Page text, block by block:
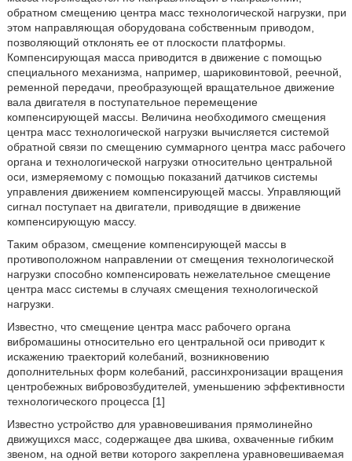
обратном смещению центра масс технологической нагрузки, при
этом направляющая оборудована собственным приводом,
позволяющий отклонять ее от плоскости платформы.
Компенсирующая масса приводится в движение с помощью
специального механизма, например, шариковинтовой, реечной,
ременной передачи, преобразующей вращательное движение
вала двигателя в поступательное перемещение
компенсирующей массы. Величина необходимого смещения
центра масс технологической нагрузки вычисляется системой
обратной связи по смещению суммарного центра масс рабочего
органа и технологической нагрузки относительно центральной
оси, измеряемому с помощью показаний датчиков системы
управления движением компенсирующей массы. Управляющий
сигнал поступает на двигатели, приводящие в движение
компенсирующую массу.
Таким образом, смещение компенсирующей массы в
противоположном направлении от смещения технологической
нагрузки способно компенсировать нежелательное смещение
центра масс системы в случаях смещения технологической
нагрузки.
Известно, что смещение центра масс рабочего органа
вибромашины относительно его центральной оси приводит к
искажению траекторий колебаний, возникновению
дополнительных форм колебаний, рассинхронизации вращения
центробежных вибровозбудителей, уменьшению эффективности
технологического процесса [1]
Известно устройство для уравновешивания прямолинейно
движущихся масс, содержащее два шкива, охваченные гибким
звеном, на одной ветви которого закреплена уравновешиваемая